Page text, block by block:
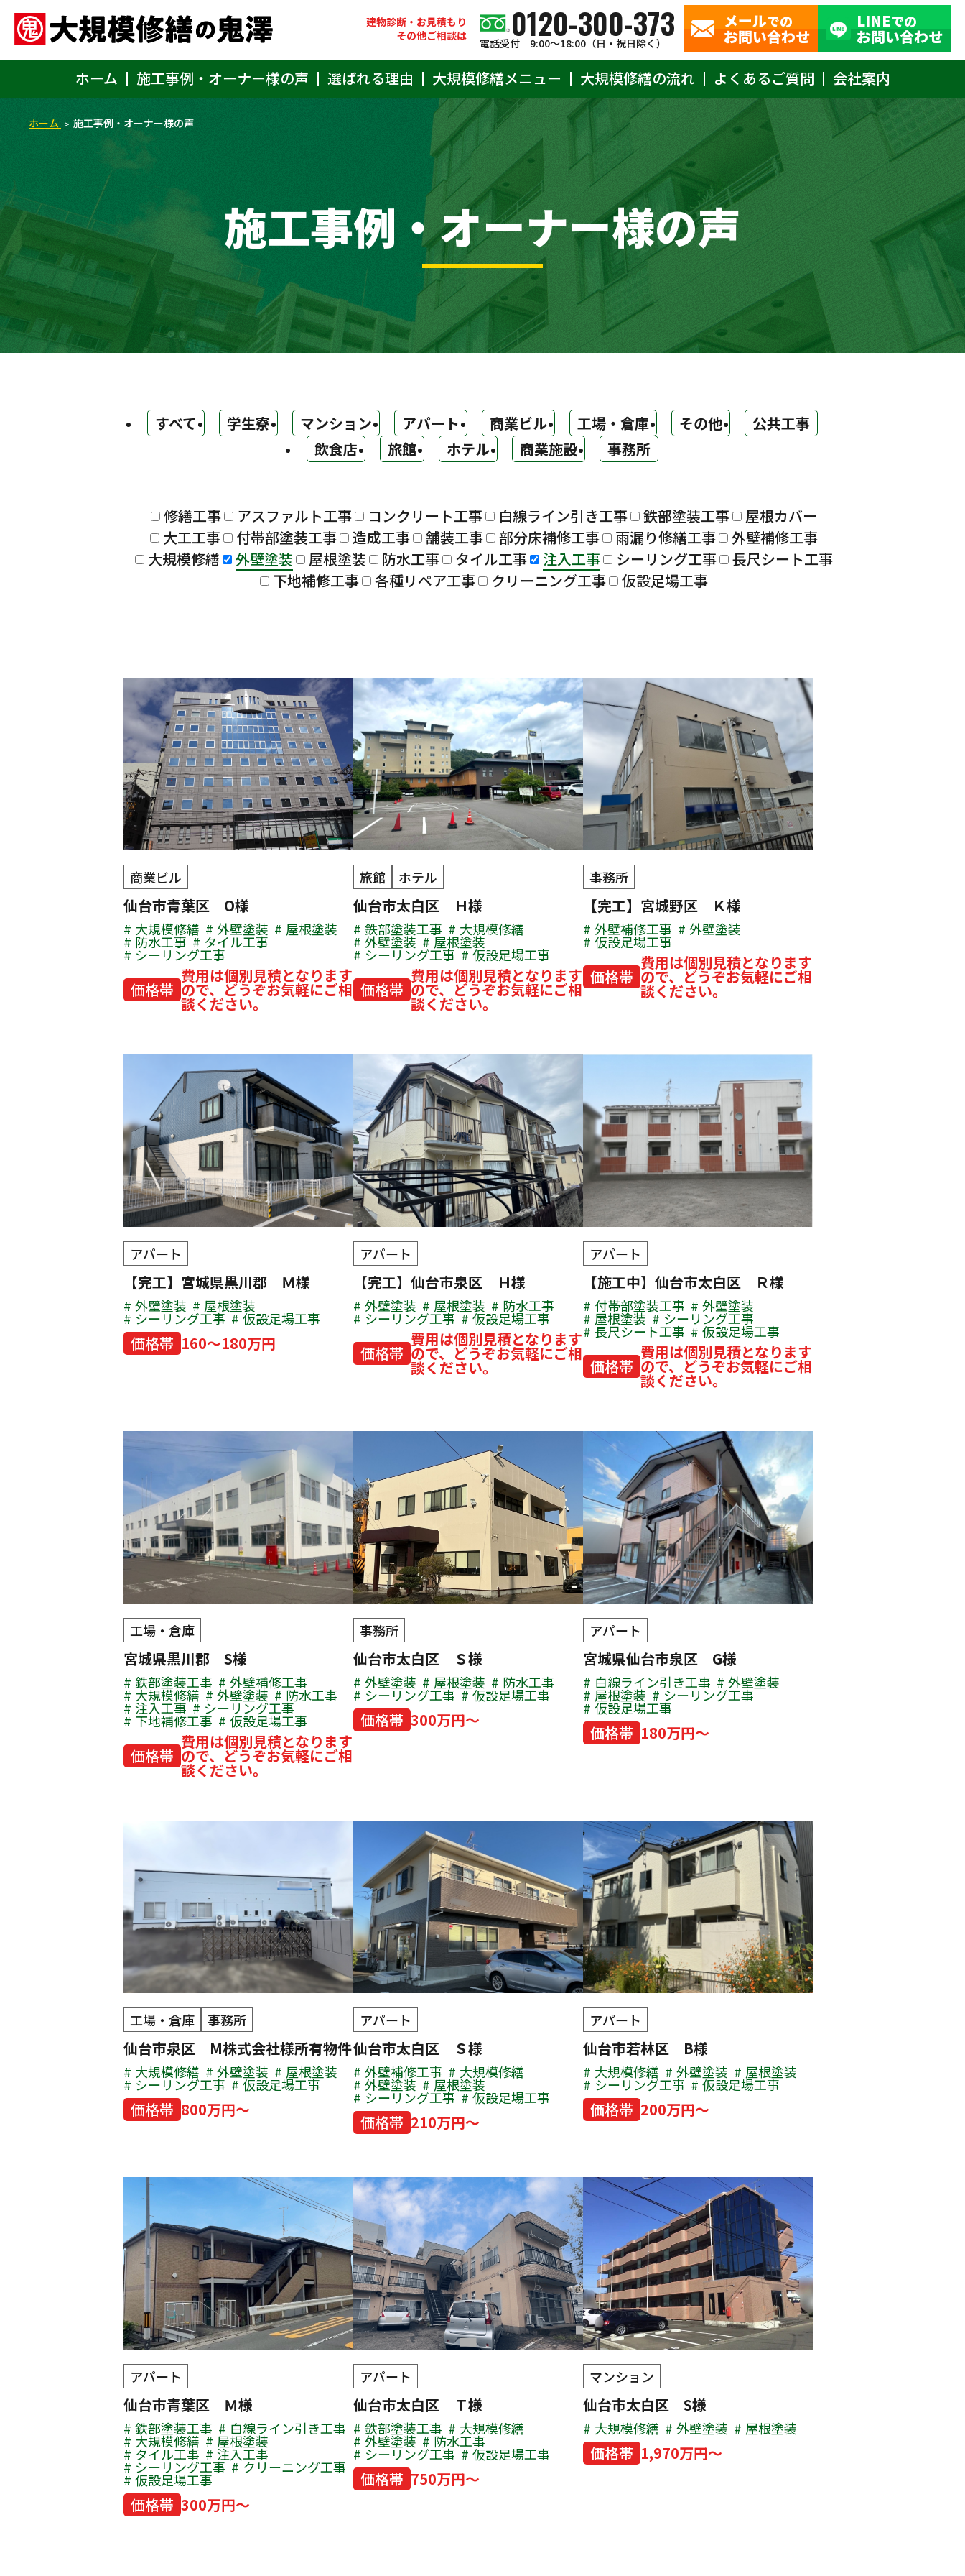
建物診断・お見積もり
その他ご相談は
0120-300-373
電話受付 9:00〜18:00（日・祝日除く）
メールでの
お問い合わせ
LINEでの
お問い合わせ
ホーム
施工事例・オーナー様の声 選ばれる理由 大規模修繕メニュー 大規模修繕の流れ よくあるご質問 会社案内
ホーム 施工事例・オーナー様の声
施工事例・オーナー様の声
すべて 学生寮 マンション アパート 商業ビル 工場・倉庫 その他
公共工事
飲食店
旅館 ホテル 商業施設 事務所
修繕工事 アスファルト工事 コンクリート工事 白線ライン引き工事 鉄部塗装工事
屋根カバー
大工工事
付帯部塗装工事 造成工事 舗装工事 部分床補修工事 雨漏り修繕工事
外壁補修工事
大規模修繕
外壁塗装 屋根塗装 防水工事 タイル工事 注入工事 シーリング工事
長尺シート工事
下地補修工事
各種リペア工事 クリーニング工事 仮設足場工事
商業ビル
仙台市青葉区 O様
大規模修繕 外壁塗装 屋根塗装
防水工事 タイル工事
シーリング工事
価格帯
費用は個別見積となります
ので、どうぞお気軽にご相
談ください。
旅館 ホテル
仙台市太白区 Ｈ様
鉄部塗装工事 大規模修繕
外壁塗装 屋根塗装
シーリング工事 仮設足場工事
価格帯
費用は個別見積となります
ので、どうぞお気軽にご相
談ください。
事務所
【完工】宮城野区 Ｋ様
外壁補修工事 外壁塗装
仮設足場工事
価格帯
費用は個別見積となります
ので、どうぞお気軽にご相
談ください。
アパート
【完工】宮城県黒川郡 Ｍ様
外壁塗装 屋根塗装
シーリング工事 仮設足場工事
価格帯 160～180万円
アパート
【完工】仙台市泉区 Ｈ様
外壁塗装 屋根塗装 防水工事
シーリング工事 仮設足場工事
価格帯
費用は個別見積となります
ので、どうぞお気軽にご相
談ください。
アパート
【施工中】仙台市太白区 Ｒ様
付帯部塗装工事 外壁塗装
屋根塗装 シーリング工事
長尺シート工事 仮設足場工事
価格帯
費用は個別見積となります
ので、どうぞお気軽にご相
談ください。
工場・倉庫
宮城県黒川郡 S様
鉄部塗装工事 外壁補修工事
大規模修繕 外壁塗装 防水工事
注入工事 シーリング工事
下地補修工事 仮設足場工事
価格帯
費用は個別見積となります
ので、どうぞお気軽にご相
談ください。
事務所
仙台市太白区 Ｓ様
外壁塗装 屋根塗装 防水工事
シーリング工事 仮設足場工事
価格帯 300万円～
アパート
宮城県仙台市泉区 G様
白線ライン引き工事 外壁塗装
屋根塗装 シーリング工事
仮設足場工事
価格帯 180万円～
工場・倉庫 事務所
仙台市泉区 M株式会社様所有物件
大規模修繕 外壁塗装 屋根塗装
シーリング工事 仮設足場工事
価格帯 800万円～
アパート
仙台市太白区 Ｓ様
外壁補修工事 大規模修繕
外壁塗装 屋根塗装
シーリング工事 仮設足場工事
価格帯 210万円～
アパート
仙台市若林区 B様
大規模修繕 外壁塗装 屋根塗装
シーリング工事 仮設足場工事
価格帯 200万円～
アパート
仙台市青葉区 Ｍ様
鉄部塗装工事 白線ライン引き工事
大規模修繕 屋根塗装
タイル工事 注入工事
シーリング工事 クリーニング工事
仮設足場工事
価格帯 300万円～
アパート
仙台市太白区 Ｔ様
鉄部塗装工事 大規模修繕
外壁塗装 防水工事
シーリング工事 仮設足場工事
価格帯 750万円～
マンション
仙台市太白区 S様
大規模修繕 外壁塗装 屋根塗装
価格帯 1,970万円～